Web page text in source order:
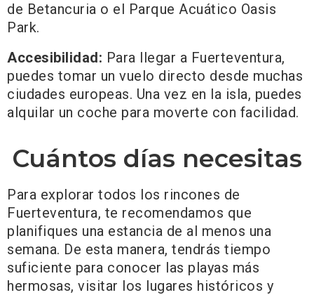
de Betancuria o el Parque Acuático Oasis
Park.
Accesibilidad: Para llegar a Fuerteventura,
puedes tomar un vuelo directo desde muchas
ciudades europeas. Una vez en la isla, puedes
alquilar un coche para moverte con facilidad.
Cuántos días necesitas
Para explorar todos los rincones de
Fuerteventura, te recomendamos que
planifiques una estancia de al menos una
semana. De esta manera, tendrás tiempo
suficiente para conocer las playas más
hermosas, visitar los lugares históricos y